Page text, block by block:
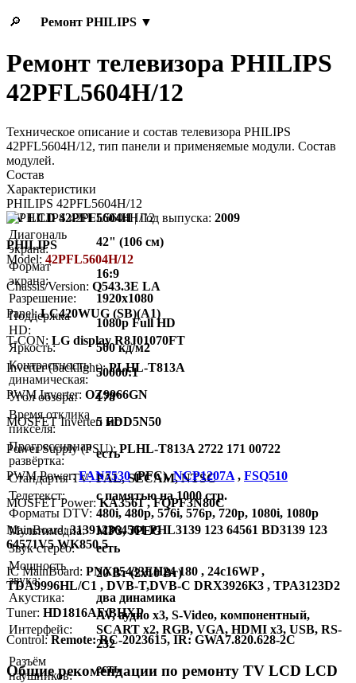
🔎 Ремонт PHILIPS ▼
Ремонт телевизора PHILIPS
42PFL5604H/12
Техническое описание и состав телевизора PHILIPS
42PFL5604H/12, тип панели и применяемые модули. Состав
модулей.
Состав
Характеристики
PHILIPS 42PFL5604H/12
TV LCD 42PFL5604H| Год выпуска: 2009
Диагональ
экрана:
42" (106 см)
Формат
экрана:
16:9
Разрешение:
1920x1080
Поддержка
HD:
1080p Full HD
Яркость:
500 кд/м2
Контрастность
динамическая:
50000:1
Угол обзора:
178°
Время отклика
пикселя:
5 мс
Прогрессивная
развёртка:
есть
Стандарты TV: PAL, SECAM, NTSC
Телетекст:
с памятью на 1000 стр.
Форматы DTV: 480i, 480p, 576i, 576p, 720p, 1080i, 1080p
Мультимедиа:
MP3, JPEG
Звук стерео:
есть
Мощность
звука:
20 Вт (2х10 Вт)
Акустика:
два динамика
Интерфейс:
AV, аудио x3, S-Video, компонентный,
SCART x2, RGB, VGA, HDMI x3, USB, RS-
232
Разъём
наушников:
есть
PHILIPS
Model: 42PFL5604H/12
Chassis/Version: Q543.3E LA
Panel:LC420WUG (SB)(A1)
T-CON: LG display R8J01070FT
Inverter (backlight):PLHL-T813A
PWM Inverter: OZ9966GN
MOSFET Inverter: FDD5N50
Power Supply (PSU):PLHL-T813A 2722 171 00722
PWM Power:FAN7530(PFC),NCP1207A , FSQ510
MOSFET Power:KA3561 , FQPF3N80C
MainBoard:313912364561 PHL3139 123 64561 BD3139 123
64571V5 WK850.5
IC MainBoard: PNX85433EH24 180 , 24c16WP ,
TDA9996HL/C1 , DVB-T,DVB-C DRX3926K3 , TPA3123D2
Тuner: HD1816AF/BHXP
Control:Remote: RC-2023615, IR: GWA7.820.628-2C
Общие рекомендации по ремонту TV LCD LCD